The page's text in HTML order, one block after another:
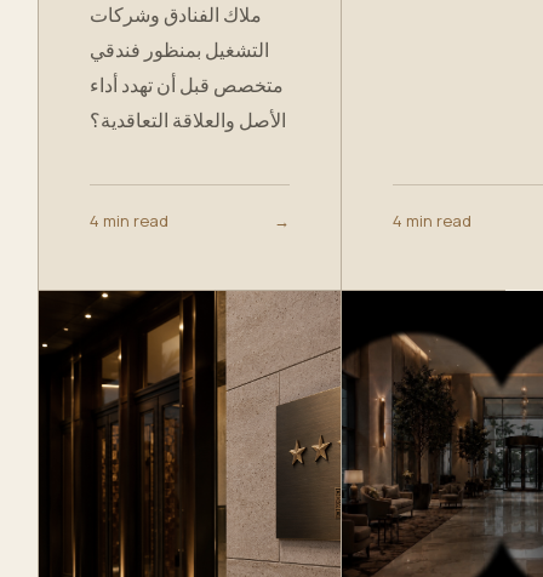
ملاك الفنادق وشركات
التشغيل بمنظور فندقي
متخصص قبل أن تهدد أداء
الأصل والعلاقة التعاقدية؟
4 min read → 4 min read